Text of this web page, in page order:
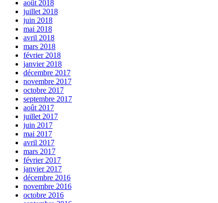
août 2018
juillet 2018
juin 2018
mai 2018
avril 2018
mars 2018
février 2018
janvier 2018
décembre 2017
novembre 2017
octobre 2017
septembre 2017
août 2017
juillet 2017
juin 2017
mai 2017
avril 2017
mars 2017
février 2017
janvier 2017
décembre 2016
novembre 2016
octobre 2016